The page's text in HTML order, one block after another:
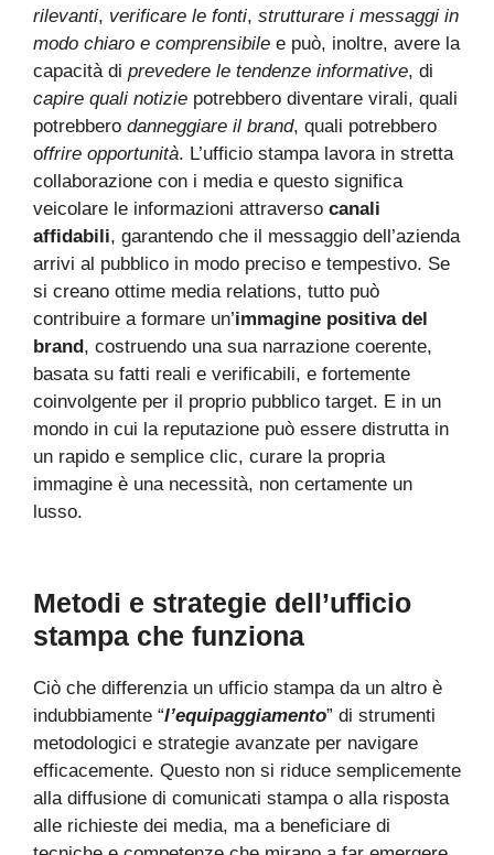
rilevanti, verificare le fonti, strutturare i messaggi in
modo chiaro e comprensibile e può, inoltre, avere la
capacità di prevedere le tendenze informative, di
capire quali notizie potrebbero diventare virali, quali
potrebbero danneggiare il brand, quali potrebbero
offrire opportunità. L’ufficio stampa lavora in stretta
collaborazione con i media e questo significa
veicolare le informazioni attraverso canali
affidabili, garantendo che il messaggio dell’azienda
arrivi al pubblico in modo preciso e tempestivo. Se
si creano ottime media relations, tutto può
contribuire a formare un’immagine positiva del
brand, costruendo una sua narrazione coerente,
basata su fatti reali e verificabili, e fortemente
coinvolgente per il proprio pubblico target. E in un
mondo in cui la reputazione può essere distrutta in
un rapido e semplice clic, curare la propria
immagine è una necessità, non certamente un
lusso.
Metodi e strategie dell’ufficio
stampa che funziona
Ciò che differenzia un ufficio stampa da un altro è
indubbiamente “l’equipaggiamento” di strumenti
metodologici e strategie avanzate per navigare
efficacemente. Questo non si riduce semplicemente
alla diffusione di comunicati stampa o alla risposta
alle richieste dei media, ma a beneficiare di